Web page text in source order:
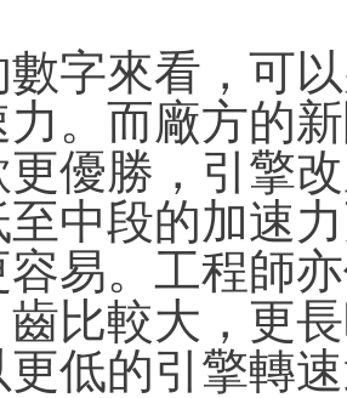
字來看，可
。而廠方的
更優勝，引擎
中段的加速
容易。工程師
比較大，更
低的引擎轉